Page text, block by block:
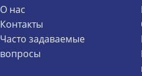
О нас
Контакты
Часто задаваемые
вопросы